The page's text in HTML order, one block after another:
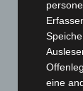
8. August 2026
A2: Zweite
und Bothfeld
8. August 2026
eine